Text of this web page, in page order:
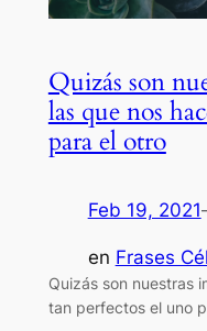
Quizás son
las que nos
para el otro
Feb 19, 2021
en Frases
Quizás son nuestras
tan perfectos el uno